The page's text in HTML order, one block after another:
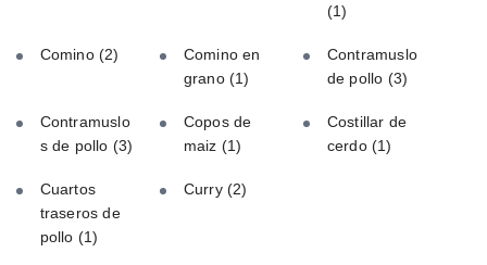
(1)
Comino (2)
Comino en
grano (1)
Contramuslo
de pollo (3)
Contramuslo
s de pollo (3)
Copos de
maiz (1)
Costillar de
cerdo(1)
Cuartos
traseros de
pollo (1)
Curry (2)